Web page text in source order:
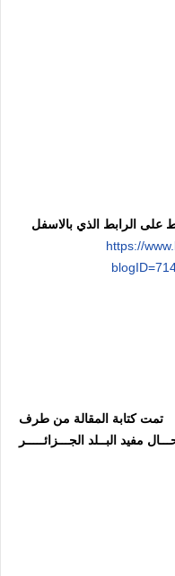
على الرابط الذي بالاسفل
https://
تمت كتابة المقالة من طرف
مفيد البــلد الجـــزائـــــر